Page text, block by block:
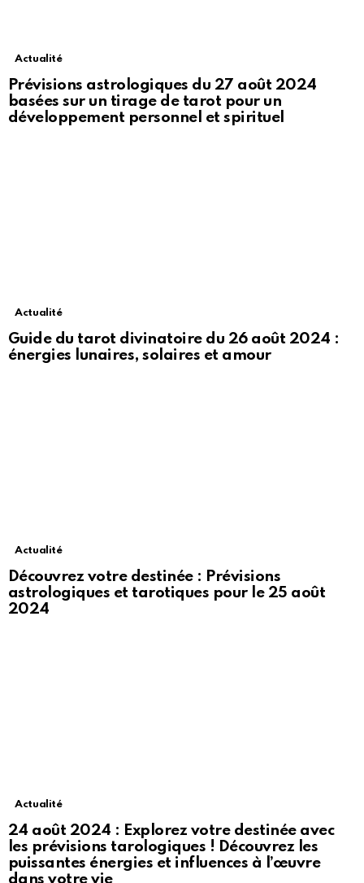
Actualité
Prévisions astrologiques du 27 août 2024
basées sur un tirage de tarot pour un
développement personnel et spirituel
Actualité
Guide du tarot divinatoire du 26 août 2024 :
énergies lunaires, solaires et amour
Actualité
Découvrez votre destinée : Prévisions
astrologiques et tarotiques pour le 25 août
2024
Actualité
24 août 2024 : Explorez votre destinée avec
les prévisions tarologiques ! Découvrez les
puissantes énergies et influences à l’œuvre
dans votre vie